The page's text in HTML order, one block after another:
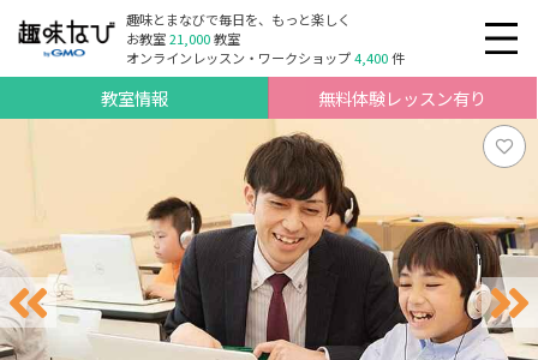
趣味とまなびで毎日を、もっと楽しく
お教室21,000教室
オンラインレッスン・ワークショップ4,400件
教室情報 無料体験レッスン有り